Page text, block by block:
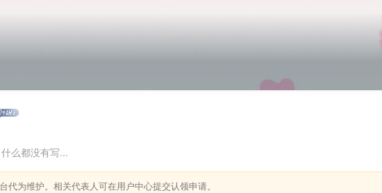
么都没有写...
代为维护。相关代表人可在用户中心提交认领申请。